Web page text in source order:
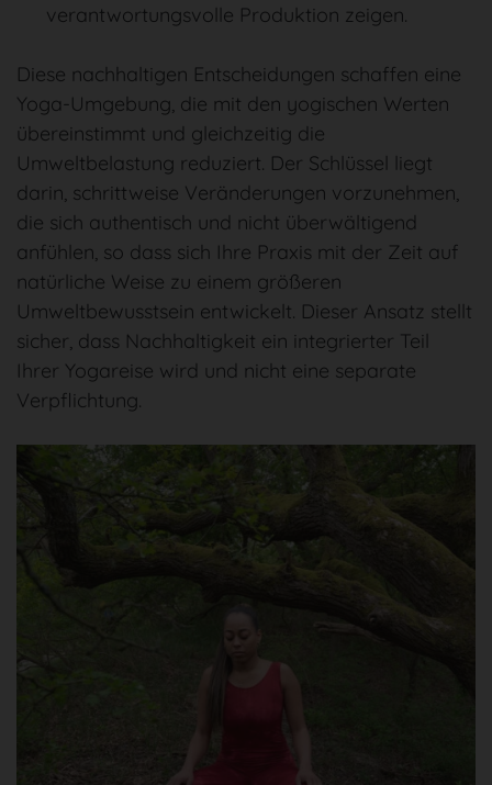
verantwortungsvolle Produktion zeigen.
Diese nachhaltigen Entscheidungen schaffen eine
Yoga-Umgebung, die mit den yogischen Werten
übereinstimmt und gleichzeitig die
Umweltbelastung reduziert. Der Schlüssel liegt
darin, schrittweise Veränderungen vorzunehmen,
die sich authentisch und nicht überwältigend
anfühlen, so dass sich Ihre Praxis mit der Zeit auf
natürliche Weise zu einem größeren
Umweltbewusstsein entwickelt. Dieser Ansatz stellt
sicher, dass Nachhaltigkeit ein integrierter Teil
Ihrer Yogareise wird und nicht eine separate
Verpflichtung.